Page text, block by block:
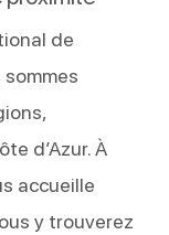
de
d’Azur. À
accueille
y trouverez